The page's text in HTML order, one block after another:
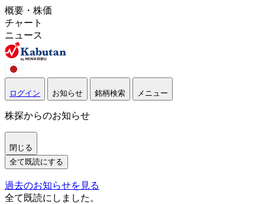
概要・株価
チャート
ニュース
ログイン お知らせ 銘柄検索 メニュー
株探からのお知らせ
閉じる
全て既読にする
過去のお知らせを見る
全て既読にしました。